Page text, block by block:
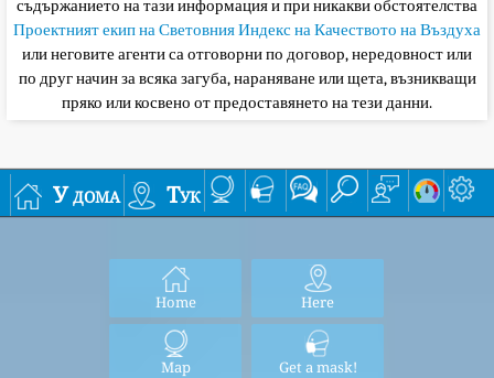
съдържанието на тази информация и при никакви обстоятелства
Проектният екип на Световния Индекс на Качеството на Въздуха
или неговите агенти са отговорни по договор, нередовност или
по друг начин за всяка загуба, нараняване или щета, възникващи
пряко или косвено от предоставянето на тези данни.
У дома Тук
Home Here
Map Get a mask!